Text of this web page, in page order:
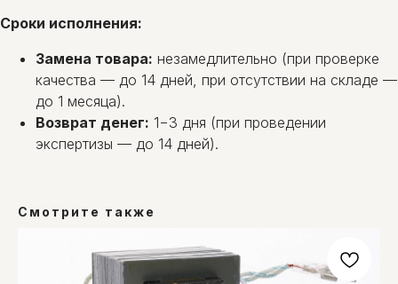
Сроки исполнения:
Замена товара: незамедлительно (при проверке
качества — до 14 дней, при отсутствии на складе —
до 1 месяца).
Возврат денег: 1−3 дня (при проведении
экспертизы — до 14 дней).
Смотрите также